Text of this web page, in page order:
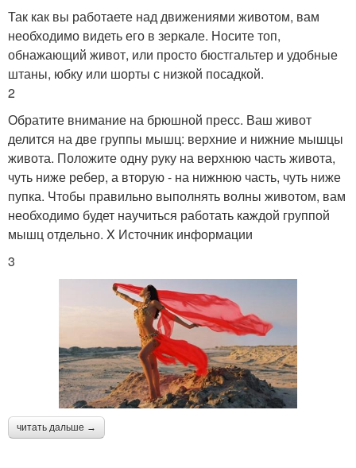
Так как вы работаете над движениями животом, вам
необходимо видеть его в зеркале. Носите топ,
обнажающий живот, или просто бюстгальтер и удобные
штаны, юбку или шорты с низкой посадкой.
2
Обратите внимание на брюшной пресс. Ваш живот
делится на две группы мышц: верхние и нижние мышцы
живота. Положите одну руку на верхнюю часть живота,
чуть ниже ребер, а вторую - на нижнюю часть, чуть ниже
пупка. Чтобы правильно выполнять волны животом, вам
необходимо будет научиться работать каждой группой
мышц отдельно. X Источник информации
3
читать дальше →